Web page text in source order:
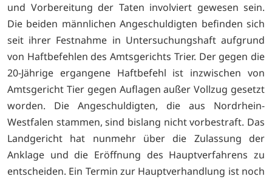
und Vorbereitung der Taten involviert gewesen sein.
Die beiden männlichen Angeschuldigten befinden sich
seit ihrer Festnahme in Untersuchungshaft aufgrund
von Haftbefehlen des Amtsgerichts Trier. Der gegen die
20-Jährige ergangene Haftbefehl ist inzwischen von
Amtsgericht Tier gegen Auflagen außer Vollzug gesetzt
worden. Die Angeschuldigten, die aus Nordrhein-
Westfalen stammen, sind bislang nicht vorbestraft. Das
Landgericht hat nunmehr über die Zulassung der
Anklage und die Eröffnung des Hauptverfahrens zu
entscheiden. Ein Termin zur Hauptverhandlung ist noch